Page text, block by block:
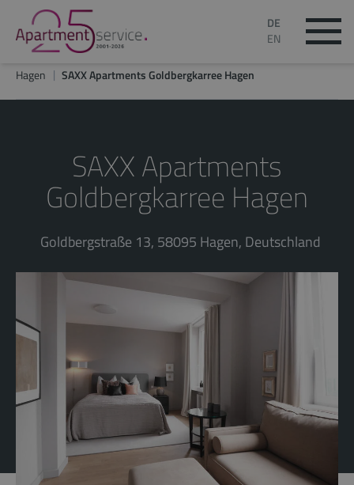
DE
EN
Hagen SAXX Apartments Goldbergkarree Hagen
SAXX Apartments
Goldbergkarree Hagen
Goldbergstraße 13, 58095 Hagen, Deutschland